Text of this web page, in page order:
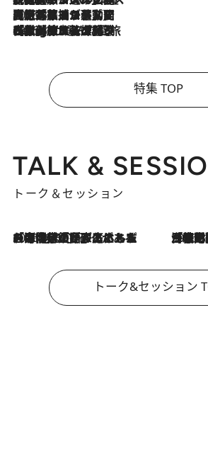
2026.8.5
【厳選旅コスメ】国内をあちこち移動する河井菜摘が選んだ夏旅ベストコスメ発表！「リラックスアイテムはマスト」【Mサイズジップ】
2026.8.4
【厳選旅コスメ】「紫外線＆乾燥対策しながらメイク感も！」ヘア＆メイクGeorgeが選んだ夏旅ベストコスメを発表！【Mサイズジップ】
特集 TOP
TALK &
トーク＆セッション
2026.8.3
「今後値上げがあるとすれば…」「リスクがあるのは今年の冬」エネルギー専門家が語る、ホルムズ海峡封鎖が家庭にもたらす“ある心配” 「住宅建てられない…」「サーチャージ料の高値が続いている」
トーク&セッション